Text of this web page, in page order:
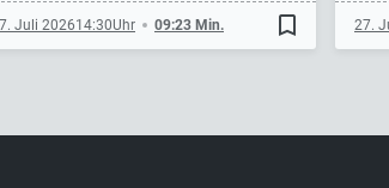
Juli 202614:30 09:23 Min. bookmark_border 27.